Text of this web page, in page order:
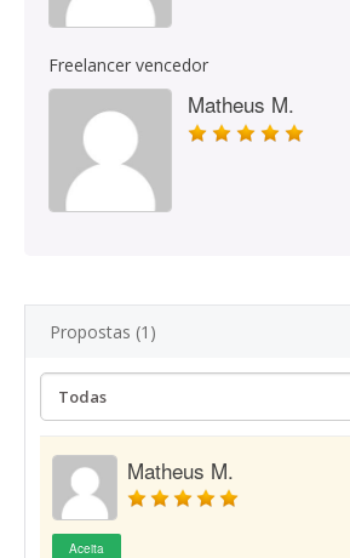
Freelancer vencedor
Matheus M.
Propostas (1)
Matheus M.
Aceita